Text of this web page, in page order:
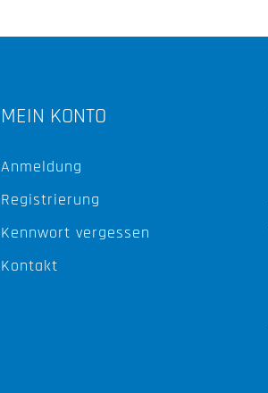
MEIN KONTO
Anmeldung
Registrierung
Kennwort vergessen
Kontakt